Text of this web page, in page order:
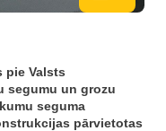
pie Valsts
segumu un grozu
seguma
pārvietotas